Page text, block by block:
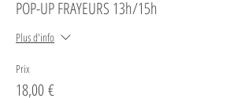
POP-UP FRAYEURS 13h/15h
Plus d'info
Prix
18,00 €